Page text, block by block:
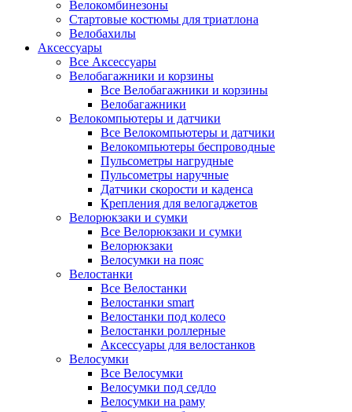
Велокомбинезоны
Стартовые костюмы для триатлона
Велобахилы
Аксессуары
Все Аксессуары
Велобагажники и корзины
Все Велобагажники и корзины
Велобагажники
Велокомпьютеры и датчики
Все Велокомпьютеры и датчики
Велокомпьютеры беспроводные
Пульсометры нагрудные
Пульсометры наручные
Датчики скорости и каденса
Крепления для велогаджетов
Велорюкзаки и сумки
Все Велорюкзаки и сумки
Велорюкзаки
Велосумки на пояс
Велостанки
Все Велостанки
Велостанки smart
Велостанки под колесо
Велостанки роллерные
Аксессуары для велостанков
Велосумки
Все Велосумки
Велосумки под седло
Велосумки на раму